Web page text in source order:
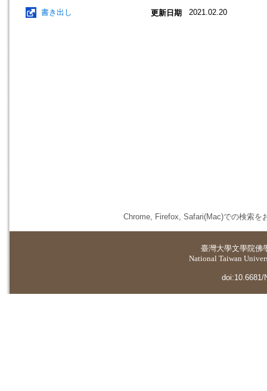
書き出し 更新日期 2021.02.20
Chrome, Firefox, Safari(Mac)での検索を
臺灣大學文學院佛
National Taiwan
doi:10.6681/